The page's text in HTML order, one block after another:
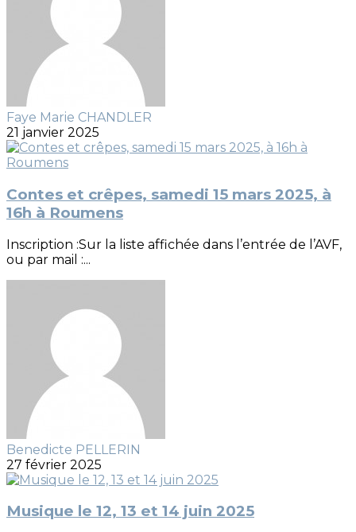
Faye Marie CHANDLER
21 janvier 2025
Contes et crêpes, samedi 15 mars 2025, à
16h à Roumens
Inscription :Sur la liste affichée dans l’entrée de l’AVF,
ou par mail :...
Benedicte PELLERIN
27 février 2025
Musique le 12, 13 et 14 juin 2025